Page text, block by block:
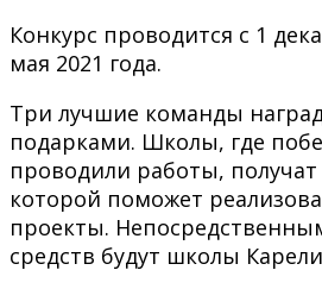
Конкурс проводится с 1
мая 2021 года.
Три лучшие команды
подарками. Школы, где
проводили работы,
которой поможет
проекты.
средств будут школы